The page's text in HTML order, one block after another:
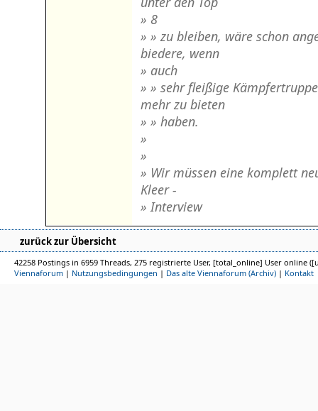
» 8
» » zu bleiben, wäre schon
biedere, wenn
» auch
» » sehr fleißige
mehr zu bieten
» » haben.
»
»
» Wir müssen eine komplett
Kleer -
» Interview
zurück zur Übersicht
42258 Postings in 6959 Threads, 275 registrierte User, [total_online] User online
Viennaforum | Nutzungsbedingungen | Das alte Viennaforum (Archiv) | Kontakt